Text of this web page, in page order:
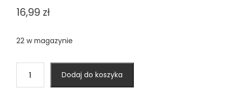
16,99 zł
22 w magazynie
Ramka
Dodaj do koszyka